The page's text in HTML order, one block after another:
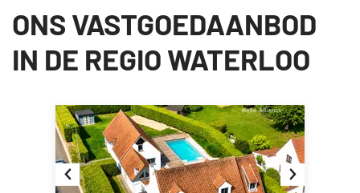
ONS VASTGOEDAANBOD
IN DE REGIO WATERLOO
Previous Next